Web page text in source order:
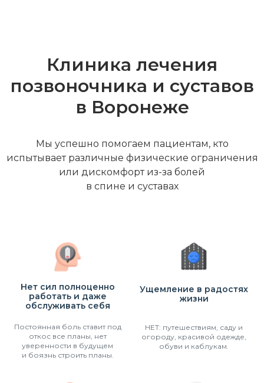
Клиника лечения
позвоночника и суставов
в Воронеже
Мы успешно помогаем пациентам, кто
испытывает различные физические ограничения
или дискомфорт из-за болей
в спине и суставах
Нет сил полноценно
работать и даже
обслуживать себя
Постоянная боль ставит под
откос все планы, нет
уверенности в будущем
и боязнь строить планы.
Ущемление в радостях
жизни
НЕТ: путешествиям, саду и
огороду, красивой одежде,
обуви и каблукам.